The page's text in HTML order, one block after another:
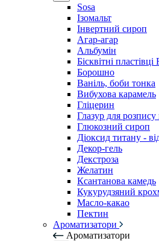
Sosa
Ізомальт
Інвертний сироп
Агар-агар
Альбумін
Бісквітні
Борошно
Ваніль, боби тонка
Вибухова карамель
Гліцерин
Глазур для розпису
Глюкозний сироп
Діоксид титану -
Декор-гель
Декстроза
Желатин
Ксантанова камедь
Кукурудзяний
Масло-какао
Пектин
Ароматизатори
Ароматизатори